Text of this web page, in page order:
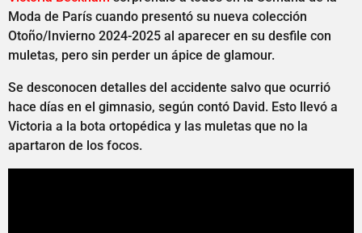
Moda de París cuando presentó su nueva colección
Otoño/Invierno 2024-2025 al aparecer en su desfile con
muletas, pero sin perder un ápice de glamour.
Se desconocen detalles del accidente salvo que ocurrió
hace días en el gimnasio, según contó David. Esto llevó a
Victoria a la bota ortopédica y las muletas que no la
apartaron de los focos.